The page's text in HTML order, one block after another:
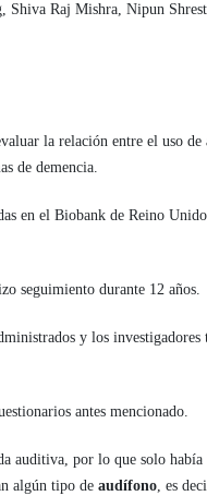
Shiva Raj Mishra, Nipun
la relación entre el uso de
de demencia.
en el Biobank de Reino
seguimiento durante 12 años.
y los investigadores
antes mencionado.
auditiva, por lo que solo había
algún tipo de audífono, es